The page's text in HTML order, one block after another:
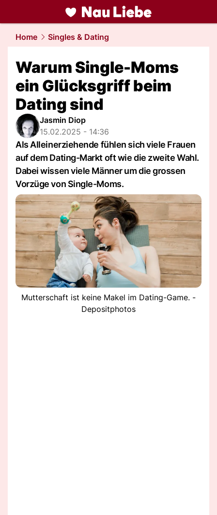
liebe.NAU.ch
Home Singles & Dating
Warum Single-Moms
ein Glücksgriff beim
Dating sind
Jasmin Diop
15.02.2025 - 14:36
Als Alleinerziehende fühlen sich viele Frauen
auf dem Dating-Markt oft wie die zweite Wahl.
Dabei wissen viele Männer um die grossen
Vorzüge von Single-Moms.
Mutterschaft ist keine Makel im Dating-Game. -
Depositphotos